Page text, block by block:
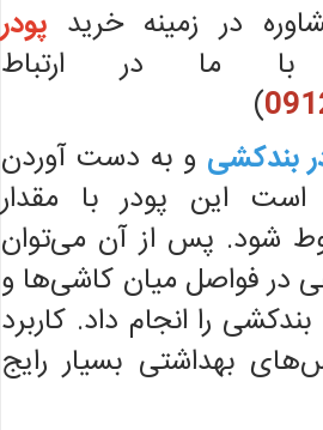
در زمینه خرید پودر
ما در ارتباط
)
بندکشی و به دست آوردن
این پودر با مقدار
شود. پس از آن می‌توان
در فواصل میان کاشی‌ها و
را انجام داد. کاربرد
بهداشتی بسیار رایج